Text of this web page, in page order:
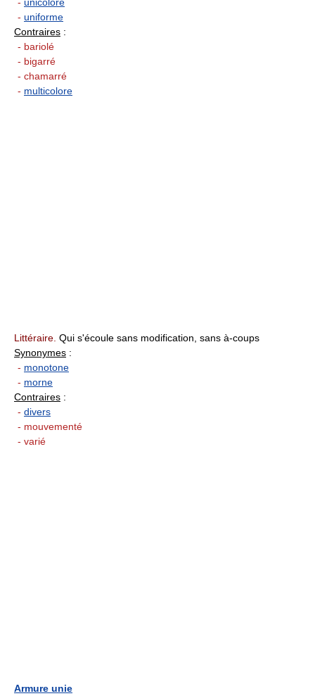
- uniforme
Contraires :
- bariolé
- bigarré
- chamarré
- multicolore
Littéraire. Qui s'écoule sans modification, sans à-coups
Synonymes :
- monotone
- morne
Contraires :
- divers
- mouvementé
- varié
Armure unie